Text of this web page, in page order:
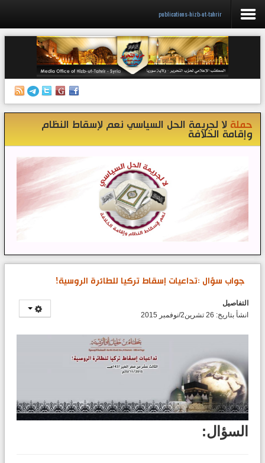
الرئيسية
إصدارات
أنشطة وفعاليات
منبر الصحافة
تواصل معنا
إذاعة المكتب/ سوريا
قناتنا على تيليغرام
publications-hizb-ut-tahrir
حملة لا لجريمة الحل السياسي نعم لإسقاط النظام
وإقامة الخلافة
جواب سؤال :تداعيات إسقاط تركيا للطائرة الروسية!
التفاصيل
انشأ بتاريخ: 26 تشرين2/نوفمبر 2015
السؤال: